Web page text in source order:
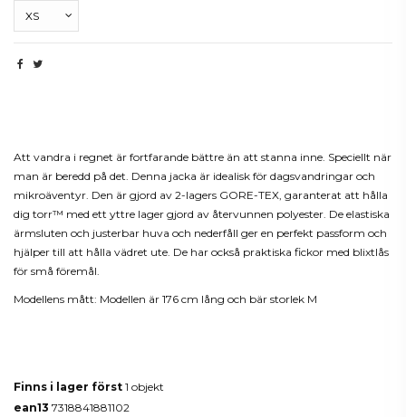
Att vandra i regnet är fortfarande bättre än att stanna inne. Speciellt när
man är beredd på det. Denna jacka är idealisk för dagsvandringar och
mikroäventyr. Den är gjord av 2-lagers GORE-TEX, garanterat att hålla
dig torr™ med ett yttre lager gjord av återvunnen polyester. De elastiska
ärmsluten och justerbar huva och nederfåll ger en perfekt passform och
hjälper till att hålla vädret ute. De har också praktiska fickor med blixtlås
för små föremål.
Modellens mått: Modellen är 176 cm lång och bär storlek M
Finns i lager först 1 objekt
ean13 7318841881102